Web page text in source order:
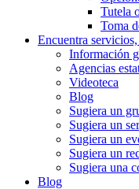
Tutela
Toma
Encuentra
Información
Agencias
Videoteca
Blog
Sugiera un
Sugiera un
Sugiera un
Sugiera un
Sugiera una
Blog